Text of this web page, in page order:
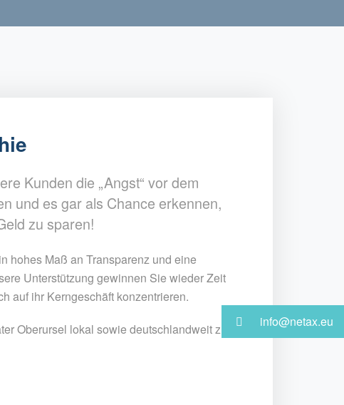
Kunden die „Angst“ vor dem
und es gar als Chance erkennen,
zu sparen!
hohes Maß an Transparenz und eine
Unterstützung gewinnen Sie wieder Zeit
auf ihr Kerngeschäft konzentrieren.
Oberursel lokal sowie deutschlandweit zur
info@netax.eu